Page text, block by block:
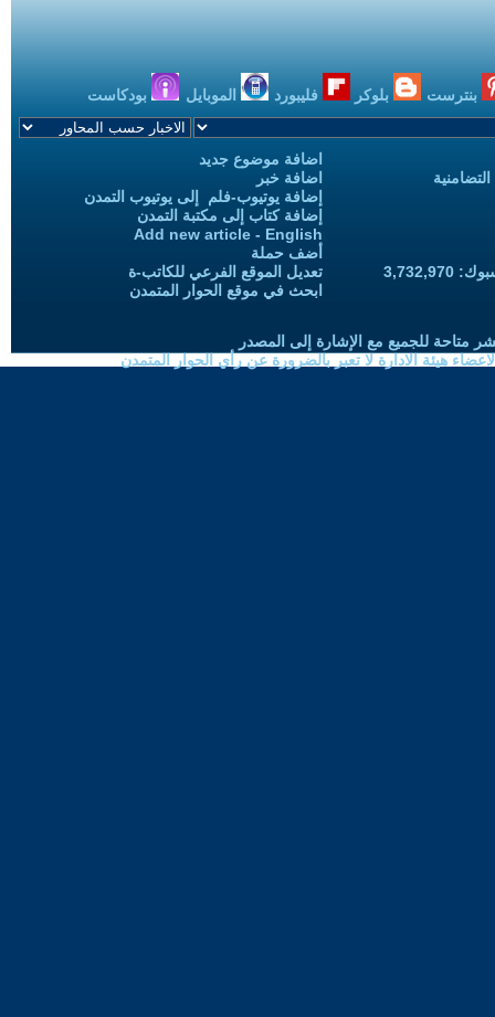
بنترست بلوكر فليبورد الموبايل بودكاست
اضافة موضوع جديد
اضافة خبر
إضافة يوتيوب-فلم إلى يوتيوب التمدن
إضافة كتاب إلى مكتبة التمدن
Add new article - English
أضف حملة
تعديل الموقع الفرعي للكاتب-ة
ابحث في موقع الحوار المتمدن
متاحة للجميع مع الإشارة إلى المصدر
هيئة الادارة لا تعبر بالضرورة عن رأي الحوار المتمدن